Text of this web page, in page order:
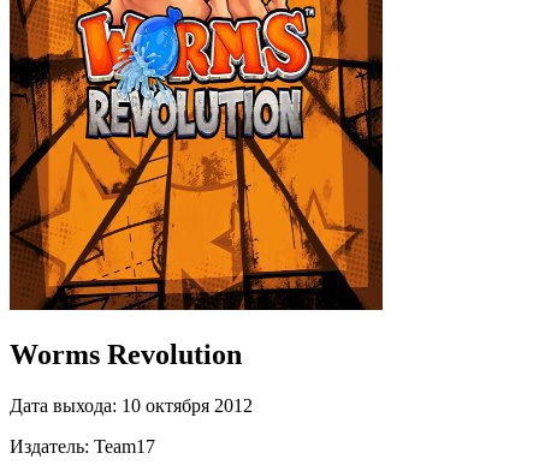
Worms Revolution
Дата выхода: 10 октября 2012
Издатель: Team17